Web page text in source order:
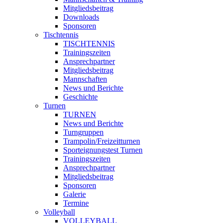
Mitgliedsbeitrag
Downloads
Sponsoren
Tischtennis
TISCHTENNIS
Trainingszeiten
Ansprechpartner
Mitgliedsbeitrag
Mannschaften
News und Berichte
Geschichte
Turnen
TURNEN
News und Berichte
Turngruppen
Trampolin/Freizeitturnen
Sporteignungstest Turnen
Trainingszeiten
Ansprechpartner
Mitgliedsbeitrag
Sponsoren
Galerie
Termine
Volleyball
VOLLEYBALL